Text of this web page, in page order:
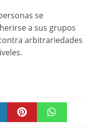
se
a sus grupos
arbitrariedades